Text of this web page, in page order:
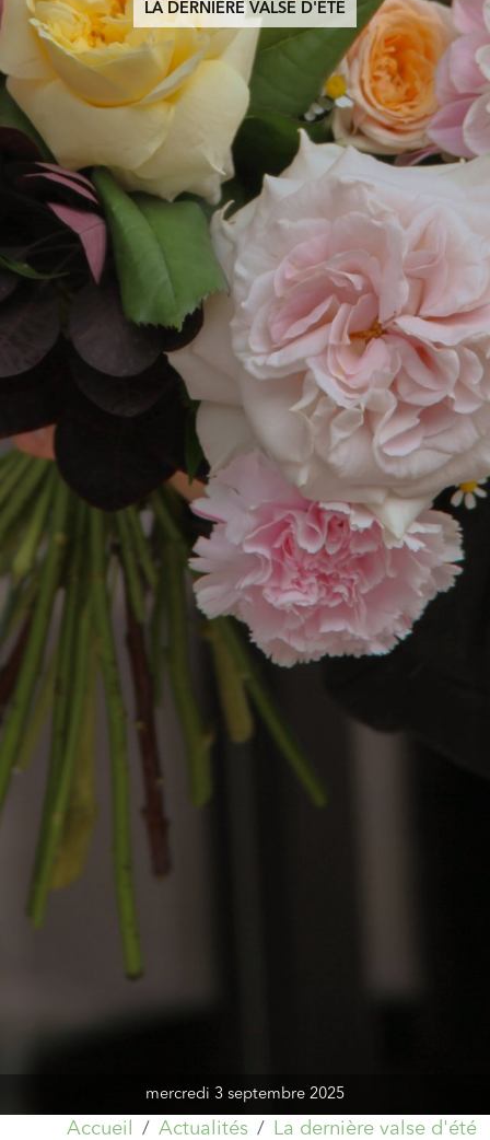
LA DERNIÈRE VALSE D'ÉTÉ
mercredi 3 septembre 2025
Accueil Actualités La dernière valse d'été